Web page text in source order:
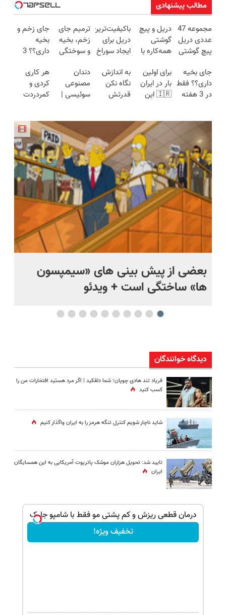
مطالب پیشنهادی
مجموعه 47
عددی دریل
پیچ گوشتی
(تخفیف به
مدت
محدود)
دریل و پیچ
گوشتی
همه‌کاره با
هوشمند ⚙️
(نصف
قیمت بازار
باکیفیت‌ترین
دریل برای
ایجاد سوراخ
ترمیم جای
زخم، بخیه
و سوختگی
هفته!!😍
جای زخم و
بخیه
داری؟؟ 3
محوش کن!
جای بخیه
داری؟؟ فقط
در 3 هفته
برای اولین
بار در ایران
🇮🇷 این
23 روزه
ساخت!
به اندازش
نگاه نکن
قدرتش
درب
منزل+گارانتی
تعویض)
دندان
مصنوعی
سوئیسی |
طبیعی!
ویزیت
رایگان+پرداخت
اقساطی😍
هر کاری
کردی و
کمردردت
پرسشنامه و
دریافت راه
حل
بعضی از پیش بینی های «سیمپسون
ها» ساختگی است + ویدئو
دیدگاه خوانندگان
فریاد تند هادی چوپان؛‌ شما دلقکید | اگر مرد هستید افتخارات من را
کسب کنید
شاید ناچار شویم کنترل تنگه هرمز را به ایران واگذار کنیم
تایید شد: تحویل هزاران موشک پاتریوت آمریکایی به این همسایگان
ایران
درمان قطعی ریزش و کم پشتی مو فقط با شامپو جلبک
تخفیف ویژه!